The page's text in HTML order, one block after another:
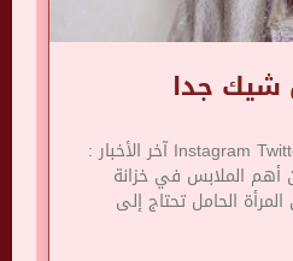
شيك جدا
Instagram Twitter Snapchat Youtube آخر الأخبار :
أهم الملابس في خزانة
المرأة الحامل تحتاج إلى